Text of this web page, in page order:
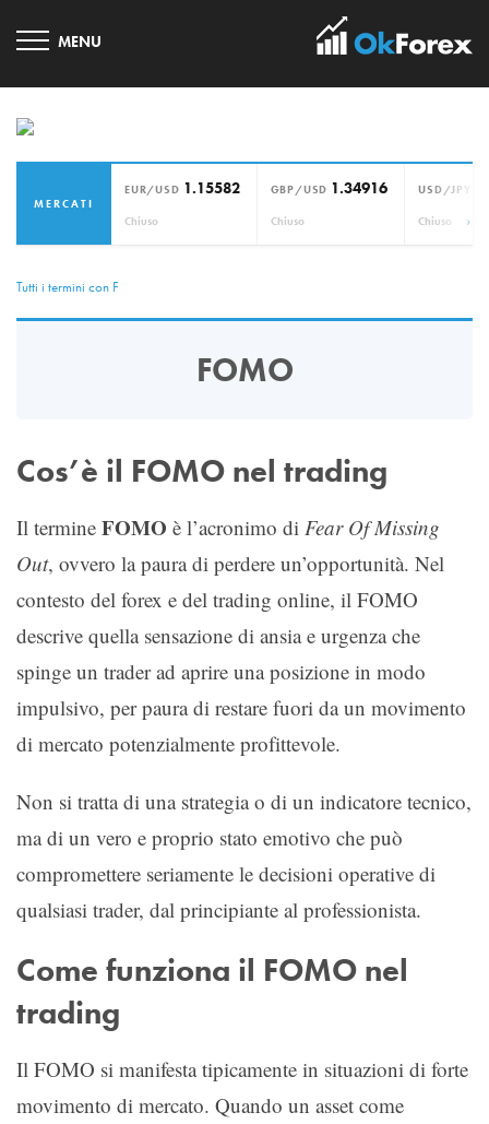
MERCATI
EUR/USD 1.15582
Chiuso
GBP/USD 1.34916
Chiuso
USD/JPY
Chiuso ›
Tutti i termini con F
FOMO
Cos’è il FOMO nel trading
Il termine FOMO è l’acronimo di Fear Of Missing
Out, ovvero la paura di perdere un’opportunità. Nel
contesto del forex e del trading online, il FOMO
descrive quella sensazione di ansia e urgenza che
spinge un trader ad aprire una posizione in modo
impulsivo, per paura di restare fuori da un movimento
di mercato potenzialmente profittevole.
Non si tratta di una strategia o di un indicatore tecnico,
ma di un vero e proprio stato emotivo che può
compromettere seriamente le decisioni operative di
qualsiasi trader, dal principiante al professionista.
Come funziona il FOMO nel
trading
Il FOMO si manifesta tipicamente in situazioni di forte
movimento di mercato. Quando un asset come